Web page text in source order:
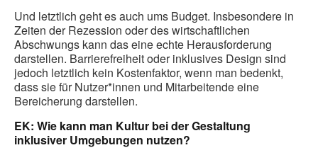
Und letztlich geht es auch ums Budget. Insbesondere in
Zeiten der Rezession oder des wirtschaftlichen
Abschwungs kann das eine echte Herausforderung
darstellen. Barrierefreiheit oder inklusives Design sind
jedoch letztlich kein Kostenfaktor, wenn man bedenkt,
dass sie für Nutzer*innen und Mitarbeitende eine
Bereicherung darstellen.
EK: Wie kann man Kultur bei der Gestaltung
inklusiver Umgebungen nutzen?